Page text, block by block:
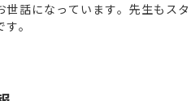
世話になっています。先生もス
。